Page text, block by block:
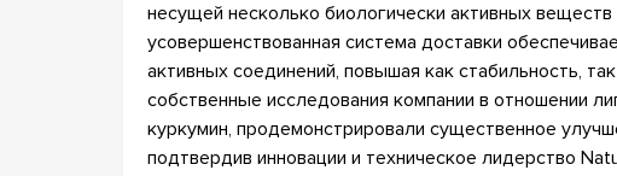
несущей несколько биологически активных
усовершенствованная система доставки
активных соединений, повышая как стабильность,
собственные исследования компании в отношении
куркумин, продемонстрировали существенное
подтвердив инновации и техническое лидерство